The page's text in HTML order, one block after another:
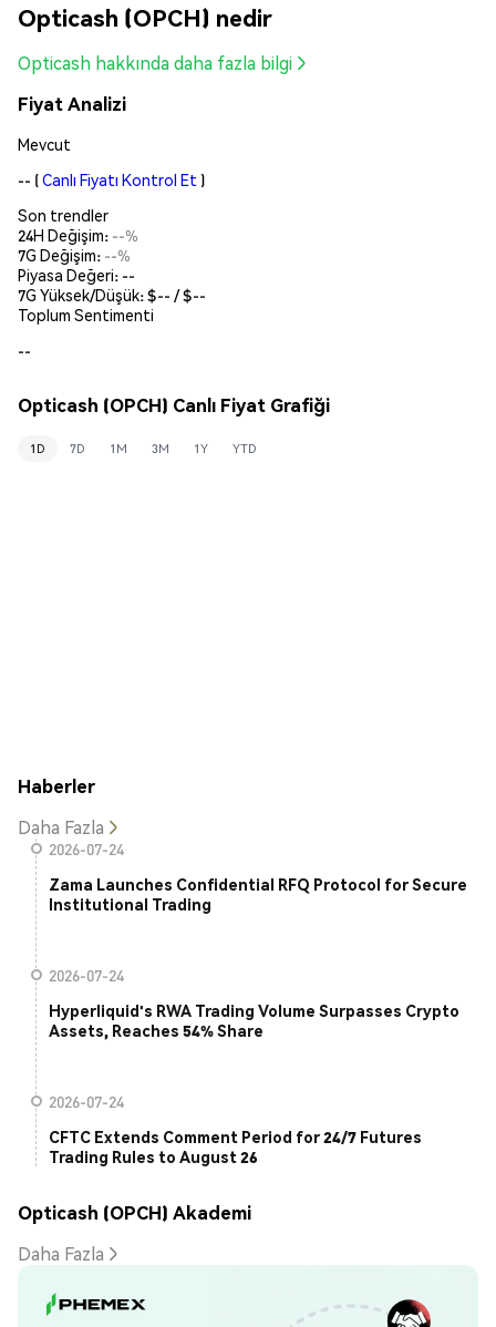
Opticash (OPCH) nedir
Opticash hakkında daha fazla bilgi
Fiyat Analizi
Mevcut
-- (Canlı Fiyatı Kontrol Et )
Son trendler
24H Değişim: --%
7G Değişim: --%
Piyasa Değeri: --
7G Yüksek/Düşük: $-- / $--
Toplum Sentimenti
--
Opticash (OPCH) Canlı Fiyat Grafiği
1D 7D 1M 3M 1Y YTD
Haberler
Daha Fazla
2026-07-24
Zama Launches Confidential RFQ Protocol for Secure
Institutional Trading
2026-07-24
Hyperliquid's RWA Trading Volume Surpasses Crypto
Assets, Reaches 54% Share
2026-07-24
CFTC Extends Comment Period for 24/7 Futures
Trading Rules to August 26
Opticash (OPCH) Akademi
Daha Fazla